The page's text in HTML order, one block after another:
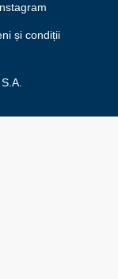
și condiții